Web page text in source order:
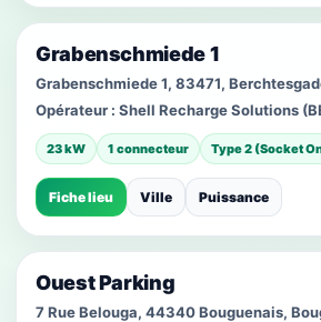
Grabenschmiede 1
Grabenschmiede 1, 83471,
Opérateur : Shell Recharge Solutions
23 kW 1 connecteur Type 2 (Socket
Fiche lieu Ville Puissance
Ouest Parking
7 Rue Belouga, 44340 Bouguenais,